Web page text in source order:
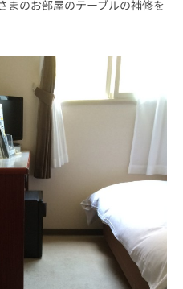
まのお部屋のテーブルの補修を